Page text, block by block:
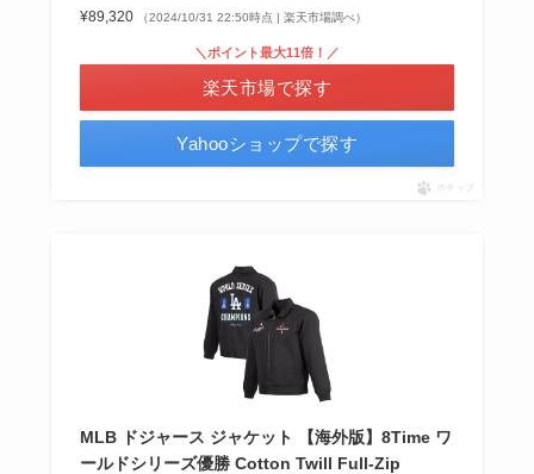
¥89,320
（2024/10/31 22:50時点 | 楽天市場調べ）
＼ポイント最大11倍！／
楽天市場で探す
Yahooショップで探す
ポチップ
MLB ドジャース ジャケット 【海外版】8Time ワ
ールドシリーズ優勝 Cotton Twill Full-Zip